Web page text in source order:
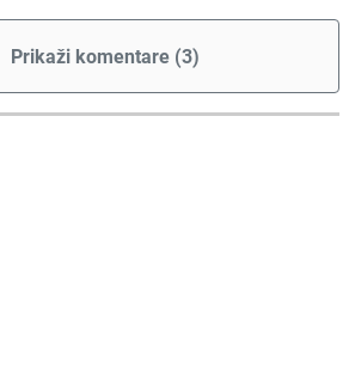
Prikaži komentare (3)